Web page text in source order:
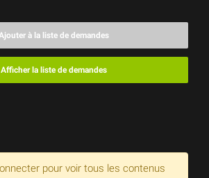
à la liste de demandes
Afficher la liste de demandes
pour voir tous les contenus